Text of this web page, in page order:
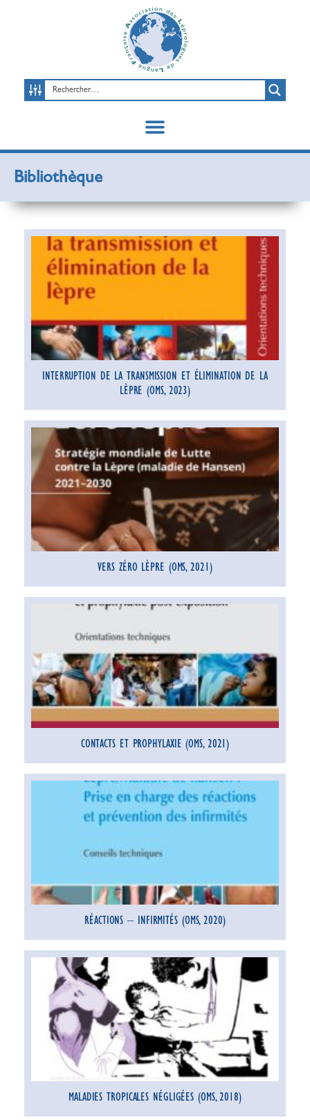
Bibliothèque
INTERRUPTION DE LA TRANSMISSION ET ÉLIMINATION DE LA
LÈPRE (OMS, 2023)
VERS ZÉRO LÈPRE (OMS, 2021)
CONTACTS ET PROPHYLAXIE (OMS, 2021)
RÉACTIONS – INFIRMITÉS (OMS, 2020)
MALADIES TROPICALES NÉGLIGÉES (OMS, 2018)